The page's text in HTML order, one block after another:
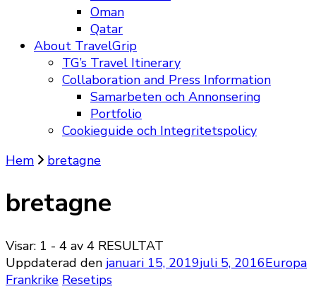
Oman
Qatar
About TravelGrip
TG’s Travel Itinerary
Collaboration and Press Information
Samarbeten och Annonsering
Portfolio
Cookieguide och Integritetspolicy
Hem
bretagne
bretagne
Visar: 1 - 4 av 4 RESULTAT
Uppdaterad den januari 15, 2019juli 5, 2016Europa
Frankrike Resetips